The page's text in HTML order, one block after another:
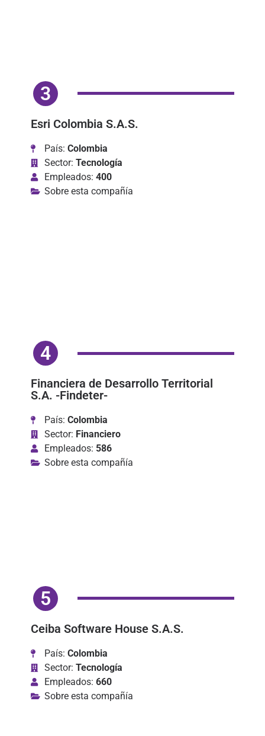
3
Esri Colombia S.A.S.
País: Colombia
Sector: Tecnología
Empleados: 400
Sobre esta compañía
4
Financiera de Desarrollo Territorial
S.A. -Findeter-
País: Colombia
Sector: Financiero
Empleados: 586
Sobre esta compañía
5
Ceiba Software House S.A.S.
País: Colombia
Sector: Tecnología
Empleados: 660
Sobre esta compañía